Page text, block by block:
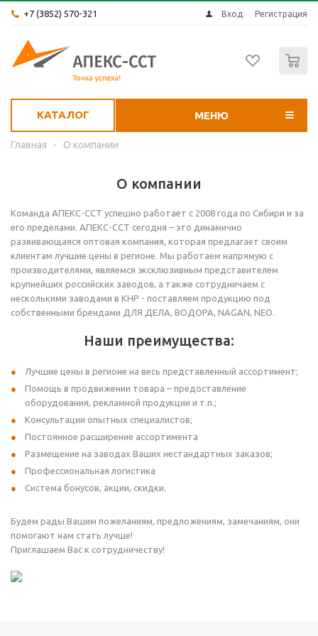
+7 (3852) 570-321 Вход Регистрация
КАТАЛОГ МЕНЮ
Главная - О компании
О компании
Команда АПЕКС-ССТ успешно работает с 2008 года по Сибири и за
его пределами. АПЕКС-ССТ сегодня – это динамично
развивающаяся оптовая компания, которая предлагает своим
клиентам лучшие цены в регионе. Мы работаем напрямую с
производителями, являемся эксклюзивным представителем
крупнейших российских заводов, а также сотрудничаем с
несколькими заводами в КНР - поставляем продукцию под
собственными брендами ДЛЯ ДЕЛА, ВОДОРА, NAGAN, NEO.
Наши преимущества:
Лучшие цены в регионе на весь представленный ассортимент;
Помощь в продвижении товара – предоставление
оборудования, рекламной продукции и т.п.;
Консультации опытных специалистов;
Постоянное расширение ассортимента
Размещение на заводах Ваших нестандартных заказов;
Профессиональная логистика
Система бонусов, акции, скидки.
Будем рады Вашим пожеланиям, предложениям, замечаниям, они
помогают нам стать лучше!
Приглашаем Вас к сотрудничеству!